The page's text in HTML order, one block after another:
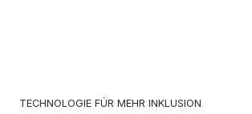
TECHNOLOGIE FÜR MEHR INKLUSION